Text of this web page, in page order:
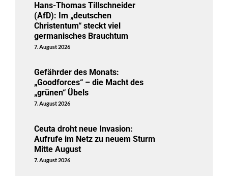
Hans-Thomas Tillschneider
(AfD): Im „deutschen
Christentum“ steckt viel
germanisches Brauchtum
7. August 2026
Gefährder des Monats:
„Goodforces“ – die Macht des
„grünen“ Übels
7. August 2026
Ceuta droht neue Invasion:
Aufrufe im Netz zu neuem Sturm
Mitte August
7. August 2026